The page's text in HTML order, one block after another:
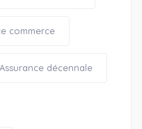
commerce
Assurance décennale